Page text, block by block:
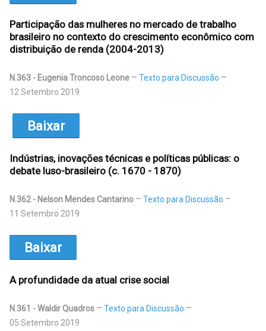
Participação das mulheres no mercado de trabalho
brasileiro no contexto do crescimento econômico com
distribuição de renda (2004-2013)
N.363 - Eugenia Troncoso Leone
Texto para Discussão
12 Setembro 2019
Baixar
Indústrias, inovações técnicas e políticas públicas: o
debate luso-brasileiro (c. 1670 - 1870)
N.362 - Nelson Mendes Cantarino
Texto para Discussão
11 Setembro 2019
Baixar
A profundidade da atual crise social
N.361 - Waldir Quadros
Texto para Discussão
05 Setembro 2019